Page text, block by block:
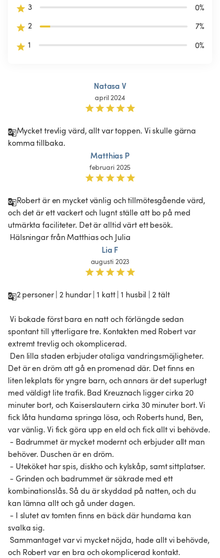
3 0%
2
7%
1
0%
Natasa V
april 2024
Mycket trevlig värd, allt var toppen. Vi skulle gärna
komma tillbaka.
Matthias P
februari 2025
Robert är en mycket vänlig och tillmötesgående värd,
och det är ett vackert och lugnt ställe att bo på med
utmärkta faciliteter. Det är alltid värt ett besök.
Hälsningar från Matthias och Julia
Lia F
augusti 2023
2 personer | 2 hundar | 1 katt | 1 husbil | 2 tält
spontant till ytterligare tre. Kontakten med Robert var
extremt trevlig och okomplicerad.
Det är en dröm att gå en promenad där. Det finns en
liten lekplats för yngre barn, och annars är det superlugt
med väldigt lite trafik. Bad Kreuznach ligger cirka 20
minuter bort, och Kaiserslautern cirka 30 minuter bort. Vi
fick låta hundarna springa lösa, och Roberts hund, Ben,
var vänlig. Vi fick göra upp en eld och fick allt vi behövde.
behöver. Duschen är en dröm.
kombinationslås. Så du är skyddad på natten, och du
kan lämna allt och gå under dagen.
svalka sig.
och Robert var en bra och okomplicerad kontakt.